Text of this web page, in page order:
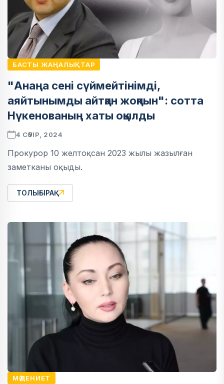
БАСТЫ ЖАҢАЛЫҚТАР
"Анаңа сені сүймейтінімді,
аяйтынымды айтқан жоқпын": сотта
Нүкенованың хаты оқылды
4 СӘУІР, 2024
Прокурор 10 желтоқсан 2023 жылы жазылған
заметканы оқыды.
ТОЛЫҒЫРАҚ
МӘДЕНИЕТ